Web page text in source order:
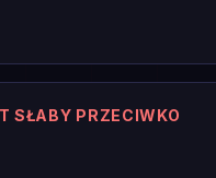
SŁABY PRZECIWKO